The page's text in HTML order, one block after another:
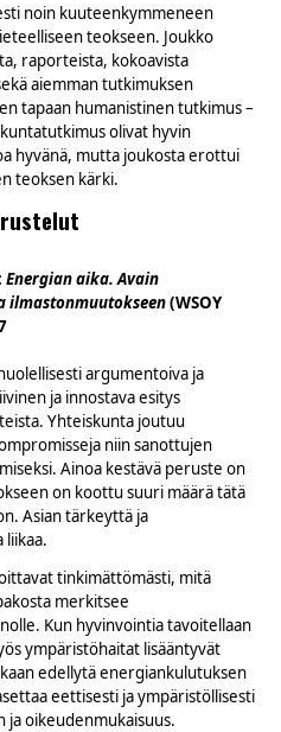
noin kuuteenkymmeneen
teokseen. Joukko
raporteista, kokoavista
aiemman tutkimuksen
tapaan humanistinen tutkimus –
olivat hyvin
hyvänä, mutta joukosta erottui
teoksen kärki.
Energian aika. Avain
ilmastonmuutokseen(WSOY
argumentoiva ja
ja innostava esitys
Yhteiskunta joutuu
niin sanottujen
Ainoa kestävä peruste on
on koottu suuri määrä tätä
Asian tärkeyttä ja
liikaa.
tinkimättömästi, mitä
merkitsee
Kun hyvinvointia tavoitellaan
ympäristöhaitat lisääntyvät
edellytä energiankulutuksen
eettisesti ja ympäristöllisesti
ja oikeudenmukaisuus.